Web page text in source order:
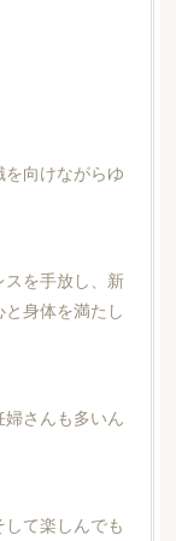
向けながらゆ
を手放し、新
身体を満たし
さんも多いん
て楽しんでも